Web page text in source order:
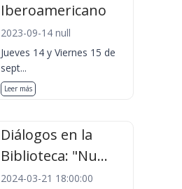
Iberoamericano
2023-09-14 null
Jueves 14 y Viernes 15 de
sept...
Leer más
Diálogos en la
Biblioteca: "Nu...
2024-03-21 18:00:00